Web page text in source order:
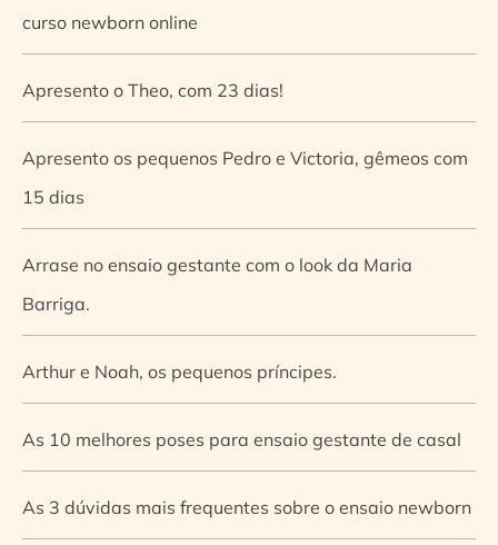
curso newborn online
Apresento o Theo, com 23 dias!
Apresento os pequenos Pedro e Victoria, gêmeos com
15 dias
Arrase no ensaio gestante com o look da Maria
Barriga.
Arthur e Noah, os pequenos príncipes.
As 10 melhores poses para ensaio gestante de casal
As 3 dúvidas mais frequentes sobre o ensaio newborn